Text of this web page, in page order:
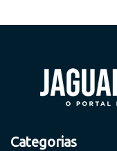
Categorias